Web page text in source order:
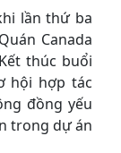
lần thứ ba
Canada
thúc buổi
hội hợp tác
đồng yếu
trong dự án